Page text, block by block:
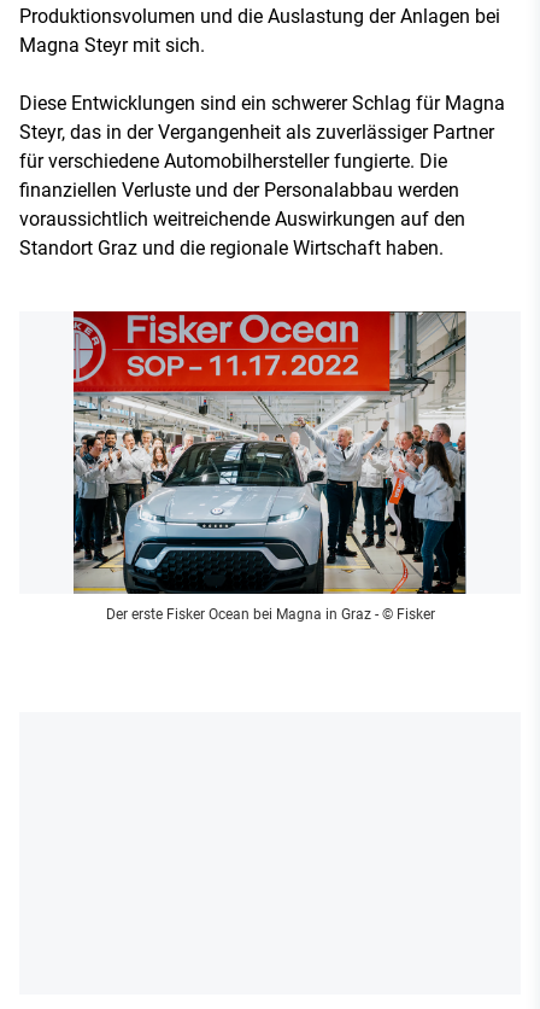
Produktionsvolumen und die Auslastung der Anlagen bei
Magna Steyr mit sich​.
Diese Entwicklungen sind ein schwerer Schlag für Magna
Steyr, das in der Vergangenheit als zuverlässiger Partner
für verschiedene Automobilhersteller fungierte. Die
finanziellen Verluste und der Personalabbau werden
voraussichtlich weitreichende Auswirkungen auf den
Standort Graz und die regionale Wirtschaft haben.
Der erste Fisker Ocean bei Magna in Graz- © Fisker